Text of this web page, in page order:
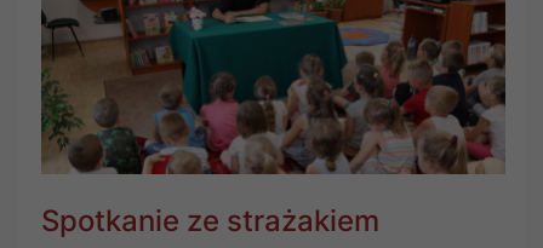
Spotkanie ze strażakiem